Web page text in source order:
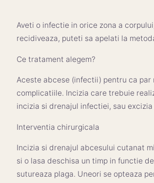
Aveti o infectie in orice zona a
recidiveaza, puteti sa apelati la
Ce tratament alegem?
Aceste abcese (infectii) pentru ca
complicatiile. Incizia care trebuie
incizia si drenajul infectiei, sau
Interventia chirurgicala
Incizia si drenajul abcesului cutanat
si o lasa deschisa un timp in functie
sutureaza plaga. Uneori se opteaza